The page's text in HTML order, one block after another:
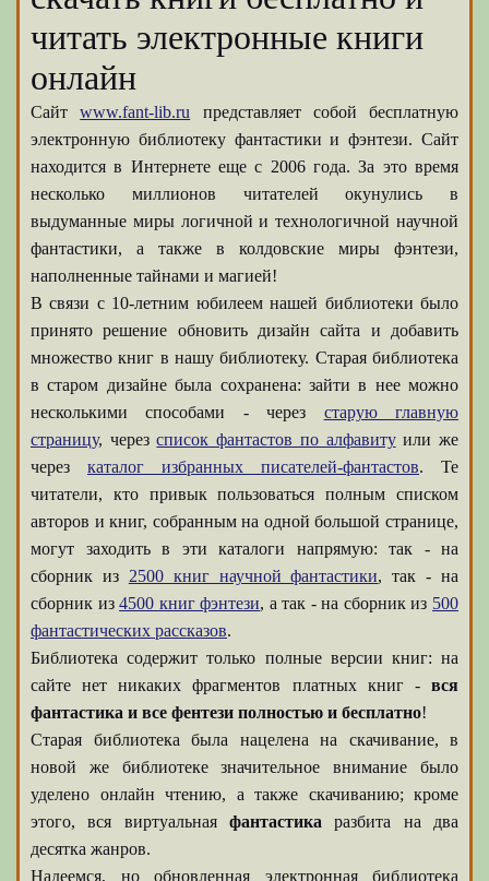
читать электронные книги
онлайн
Сайтwww.fant-lib.ru представляет собой бесплатную
электронную библиотеку фантастики и фэнтези. Сайт
находится в Интернете еще с 2006 года. За это время
несколько миллионов читателей окунулись в
выдуманные миры логичной и технологичной научной
фантастики, а также в колдовские миры фэнтези,
наполненные тайнами и магией!
В связи с 10-летним юбилеем нашей библиотеки было
принято решение обновить дизайн сайта и добавить
множество книг в нашу библиотеку. Старая библиотека
в старом дизайне была сохранена: зайти в нее можно
несколькими способами - через старую главную
страницу, черезсписок фантастов по алфавитуили же
через каталог избранных писателей-фантастов. Те
читатели, кто привык пользоваться полным списком
авторов и книг, собранным на одной большой странице,
могут заходить в эти каталоги напрямую: так - на
сборник из 2500 книг научной фантастики, так - на
сборник из4500 книг фэнтези, а так - на сборник из 500
фантастических рассказов.
Библиотека содержит только полные версии книг: на
сайте нет никаких фрагментов платных книг - вся
фантастика и все фентези полностью и бесплатно!
Старая библиотека была нацелена на скачивание, в
новой же библиотеке значительное внимание было
уделено онлайн чтению, а также скачиванию; кроме
этого, вся виртуальная фантастика разбита на два
десятка жанров.
Надеемся, но обновленная электронная библиотека